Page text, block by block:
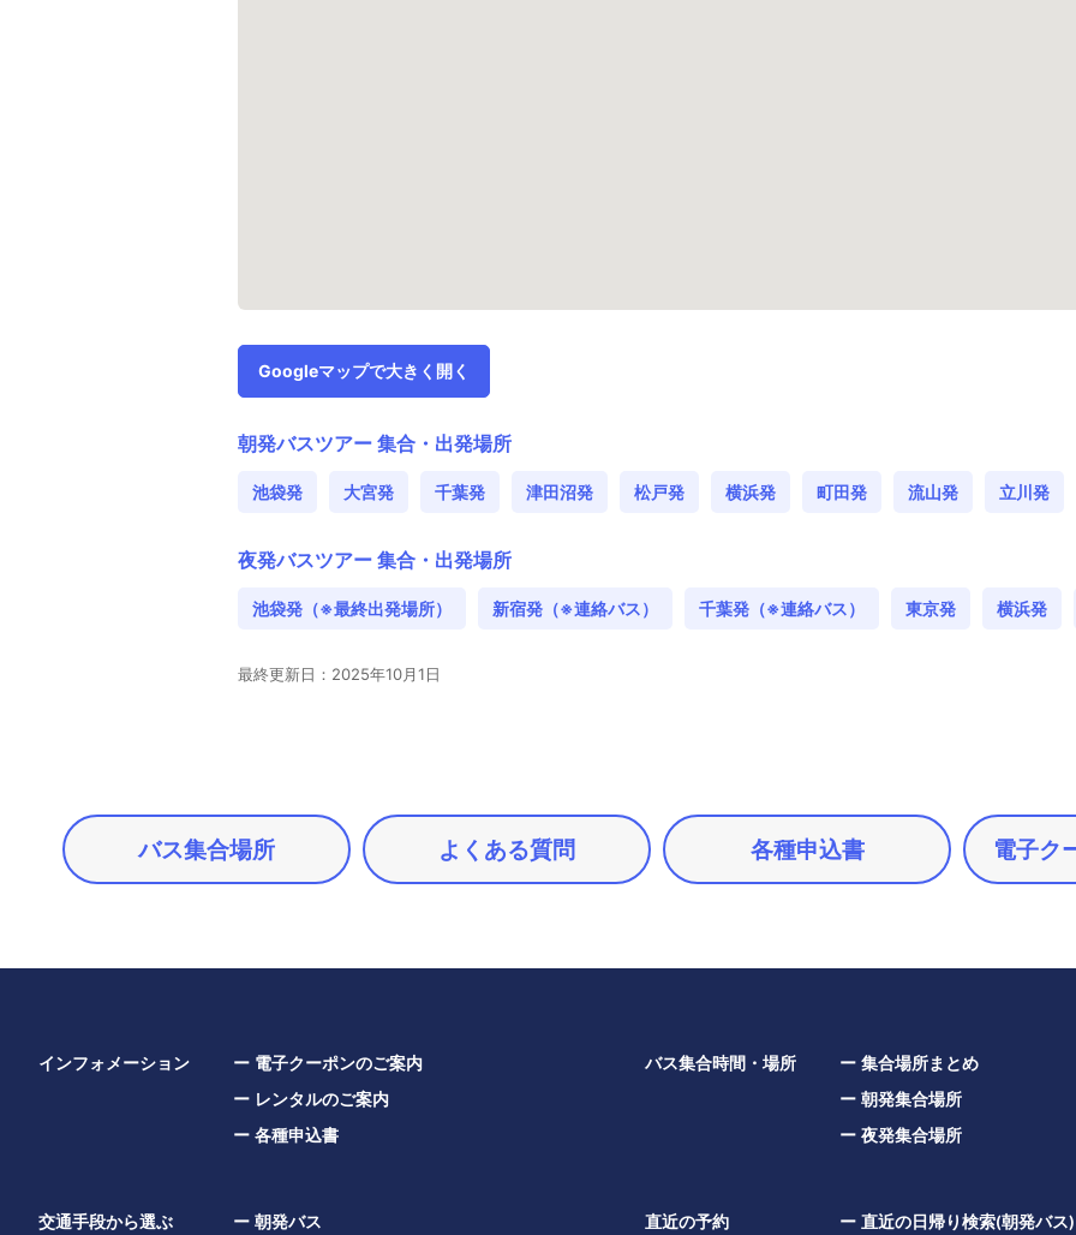
Googleマップで大きく開く
朝発バスツアー 集合・出発場所
池袋発 大宮発 千葉発 津田沼発 松戸発 横浜発 町田発 流山発 立川発
夜発バスツアー 集合・出発場所
池袋発（※最終出発場所） 新宿発（※連絡バス） 千葉発（※連絡バス） 東京発 横浜発
最終更新日：2025年10月1日
バス集合場所 よくある質問 各種申込書 電子ク
インフォメーション
電子クーポンのご案内
レンタルのご案内
各種申込書
バス集合時間・場所
集合場所まとめ
朝発集合場所
夜発集合場所
交通手段から選ぶ
朝発バス
直近の予約
直近の日帰り検索(朝発バス)